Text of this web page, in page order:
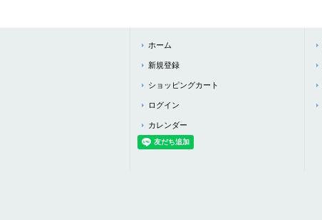
ホーム
新規登録
ショッピングカート
ログイン
カレンダー